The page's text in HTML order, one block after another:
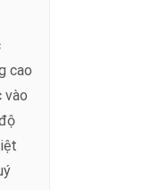
cao
vào